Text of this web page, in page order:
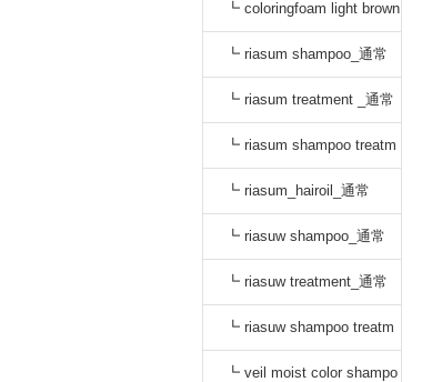
t セット_通常
┗ coloringfoam light brown
_通常
┗ riasum shampoo_通常
┗ riasum treatment _通常
┗ riasum shampoo treatm
ent セット_通常
┗ riasum_hairoil_通常
┗ riasuw shampoo_通常
┗ riasuw treatment_通常
┗ riasuw shampoo treatm
ent セット_通常
┗ veil moist color shampo